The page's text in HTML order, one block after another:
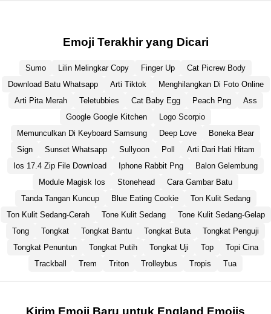
Emoji Terakhir yang Dicari
Sumo Lilin Melingkar Copy Finger Up
Cat Picrew Body
Download Batu Whatsapp
Arti Tiktok
Menghilangkan Di Foto Online
Arti Pita Merah
Teletubbies Cat Baby Egg Peach Png
Ass
Google Google Kitchen
Logo Scorpio
Memunculkan Di Keyboard Samsung
Deep Love
Boneka Bear
Sign
Sunset Whatsapp Sullyoon Poll
Arti Dari Hati Hitam
Ios 17.4 Zip File Download
Iphone Rabbit Png
Balon Gelembung
Module Magisk Ios
Stonehead
Cara Gambar Batu
Tanda Tangan Kuncup
Blue Eating Cookie
Ton Kulit Sedang
Ton Kulit Sedang-Cerah
Tone Kulit Sedang
Tone Kulit Sedang-Gelap
Tong
Tongkat Tongkat Bantu Tongkat Buta
Tongkat Penguji
Tongkat Penuntun
Tongkat Putih Tongkat Uji Top
Topi Cina
Trackball
Trem Triton Trolleybus Tropis Tua
Kirim Emoji Baru untuk England Emojis